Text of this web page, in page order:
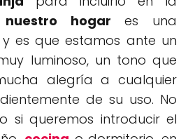
hogar es una
y es que estamos ante un
luminoso, un tono que
alegría a cualquier
de su uso. No
si queremos introducir el